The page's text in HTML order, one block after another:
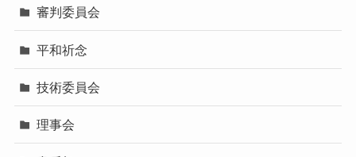
審判委員会
平和祈念
技術委員会
理事会